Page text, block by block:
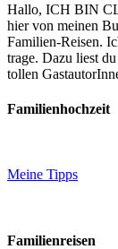
Hallo, ICH BIN
hier von meinen
Familien-Reisen.
trage. Dazu liest
tollen
Familienhochzeit
Meine Tipps
Familienreisen